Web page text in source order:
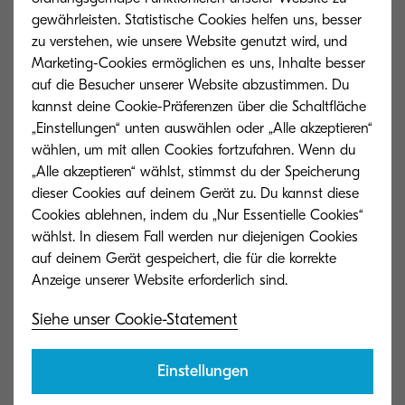
In seiner neuen Position berichtet Christian
Thieme an Dietmar Nick, CEO von Kyocera
Document Solutions Deutschland.
Pressemitteilung (230105_PM_Christian Thieme ist neuer
Group Director Finance, General Administration & IT bei
Kyocera.pdf)
107 KB | PDF
gewährleisten. Statistische Cookies helfen uns, besser
zu verstehen, wie unsere Website genutzt wird, und
Marketing-Cookies ermöglichen es uns, Inhalte besser
auf die Besucher unserer Website abzustimmen. Du
kannst deine Cookie-Präferenzen über die Schaltfläche
„Einstellungen“ unten auswählen oder „Alle akzeptieren“
wählen, um mit allen Cookies fortzufahren. Wenn du
„Alle akzeptieren“ wählst, stimmst du der Speicherung
dieser Cookies auf deinem Gerät zu. Du kannst diese
Cookies ablehnen, indem du „Nur Essentielle Cookies“
wählst. In diesem Fall werden nur diejenigen Cookies
auf deinem Gerät gespeichert, die für die korrekte
Siehe unser Cookie-Statement
Einstellungen